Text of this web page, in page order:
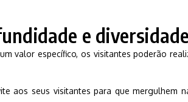
e
um valor específico, os visitantes poderão
aos seus visitantes para que mergulhem